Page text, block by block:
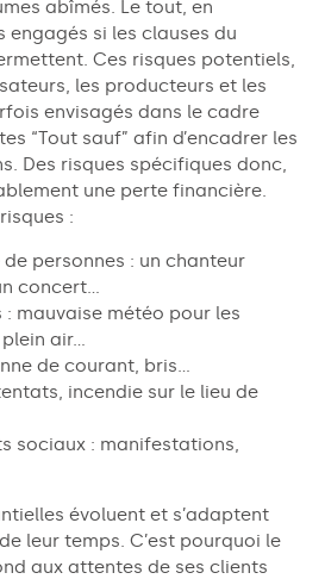
abîmés. Le tout, en
engagés si les clauses du
Ces risques potentiels,
les producteurs et les
envisagés dans le cadre
“Tout sauf” afin d’encadrer les
Des risques spécifiques donc,
une perte financière.
:
de personnes : un chanteur
concert…
: mauvaise météo pour les
air…
de courant, bris…
incendie sur le lieu de
sociaux : manifestations,
évoluent et s’adaptent
leur temps. C’est pourquoi le
aux attentes de ses clients